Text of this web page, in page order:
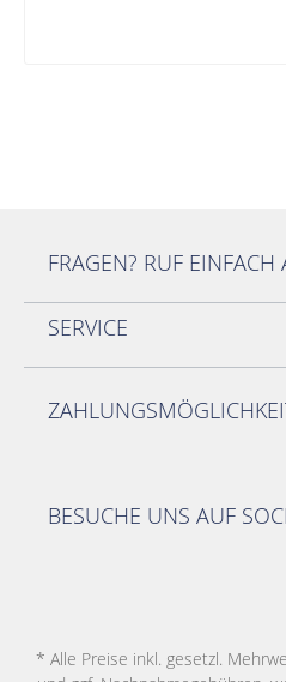
FRAGEN? RUF EINFACH
SERVICE
BESUCHE UNS AUF
* Alle Preise inkl. gesetzl.